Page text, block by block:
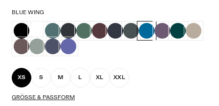
BLUE WING
XS S M L XL XXL
GRÖSSE & PASSFORM